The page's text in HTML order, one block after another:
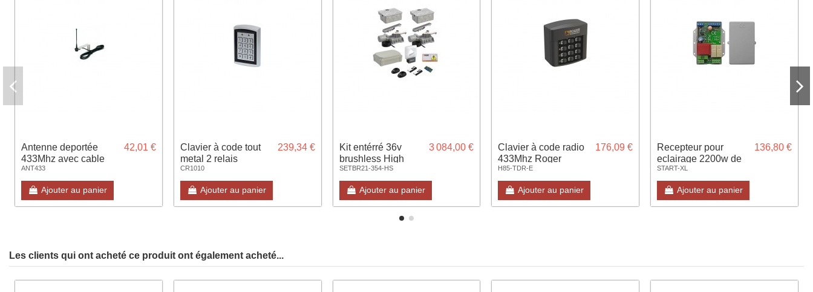
Antenne deportée
433Mhz avec cable
2m
ANT433
42,01 €
Ajouter au panier
Clavier à code tout
metal 2 relais
SEWOSY sans cable
KRB 1000
CR1010
239,34 €
Ajouter au panier
Kit entérré 36v
brushless High
Speed complet
avec caisson
zingué à chaud
SETBR21-354-HS
3 084,00 €
Ajouter au panier
Clavier à code radio
433Mhz Roger
H85-TDR-E
176,09 €
Ajouter au panier
Recepteur pour
eclairage 2200w de
puissance 230V
START-XL
136,80 €
Ajouter au panier
Les clients qui ont acheté ce produit ont également acheté...